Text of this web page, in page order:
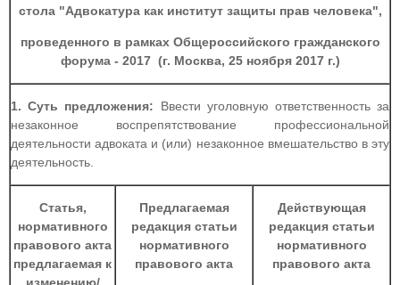
стола "Адвокатура как институт защиты прав человека",
проведенного в рамках Общероссийского гражданского
форума - 2017 (г. Москва, 25 ноября 2017 г.)
1. Суть предложения: Ввести уголовную ответственность за
незаконное воспрепятствование профессиональной
деятельности адвоката и (или) незаконное вмешательство в эту
деятельность.
Статья,
нормативного
правового акта
предлагаемая к
изменению/
Предлагаемая
редакция статьи
нормативного
правового акта
Действующая
редакция статьи
нормативного
правового акта